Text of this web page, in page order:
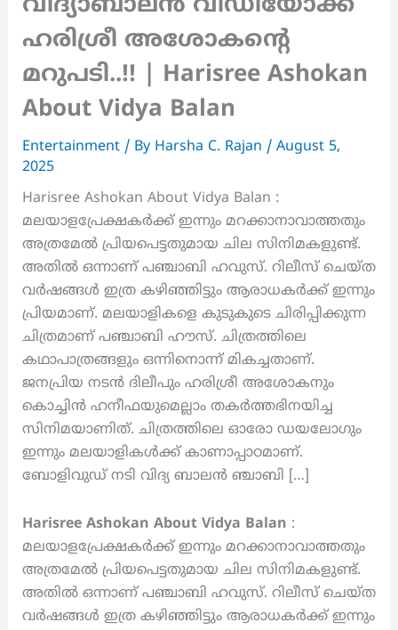
വിദ്യാബാലൻ വീഡിയോക്ക്
ഹരിശ്രീ അശോകന്റെ
മറുപടി..!! | Harisree Ashokan
About Vidya Balan
Entertainment/ By Harsha C. Rajan / August 5,
2025
Harisree Ashokan About Vidya Balan :
മലയാളപ്രേക്ഷകർക്ക് ഇന്നും മറക്കാനാവാത്തതും
അത്രമേൽ പ്രിയപെട്ടതുമായ ചില സിനിമകളുണ്ട്.
അതിൽ ഒന്നാണ് പഞ്ചാബി ഹവുസ്. റിലീസ് ചെയ്ത
വർഷങ്ങൾ ഇത്ര കഴിഞ്ഞിട്ടും ആരാധകർക്ക് ഇന്നും
പ്രിയമാണ്. മലയാളികളെ കുടുകുടെ ചിരിപ്പിക്കുന്ന
ചിത്രമാണ് പഞ്ചാബി ഹൗസ്. ചിത്രത്തിലെ
കഥാപാത്രങ്ങളും ഒന്നിനൊന്ന് മികച്ചതാണ്.
ജനപ്രിയ നടൻ ദിലീപും ഹരിശ്രീ അശോകനും
കൊച്ചിൻ ഹനീഫയുമെല്ലാം തകർത്തഭിനയിച്ച
സിനിമയാണിത്. ചിത്രത്തിലെ ഓരോ ഡയലോഗും
ഇന്നും മലയാളികൾക്ക് കാണാപ്പാഠമാണ്.
ബോളിവുഡ് നടി വിദ്യ ബാലൻ ഞ്ചാബി […]
Harisree Ashokan About Vidya Balan :
മലയാളപ്രേക്ഷകർക്ക് ഇന്നും മറക്കാനാവാത്തതും
അത്രമേൽ പ്രിയപെട്ടതുമായ ചില സിനിമകളുണ്ട്.
അതിൽ ഒന്നാണ് പഞ്ചാബി ഹവുസ്. റിലീസ് ചെയ്ത
വർഷങ്ങൾ ഇത്ര കഴിഞ്ഞിട്ടും ആരാധകർക്ക് ഇന്നും